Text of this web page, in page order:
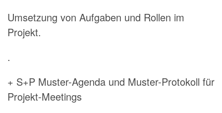
Umsetzung von Aufgaben und Rollen im
Projekt.
.
+ S+P Muster-Agenda und Muster-Protokoll für
Projekt-Meetings